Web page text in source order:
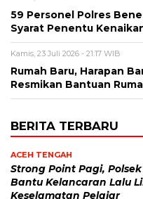
59 Personel Polres
Syarat Penentu
Kamis, 23 Juli 2026 - 21:17 WIB
Rumah Baru, Harapan
Resmikan Bantuan
BERITA TERBARU
ACEH TENGAH
Strong Point Pagi,
Bantu Kelancaran Lalu
Keselamatan Pelajar